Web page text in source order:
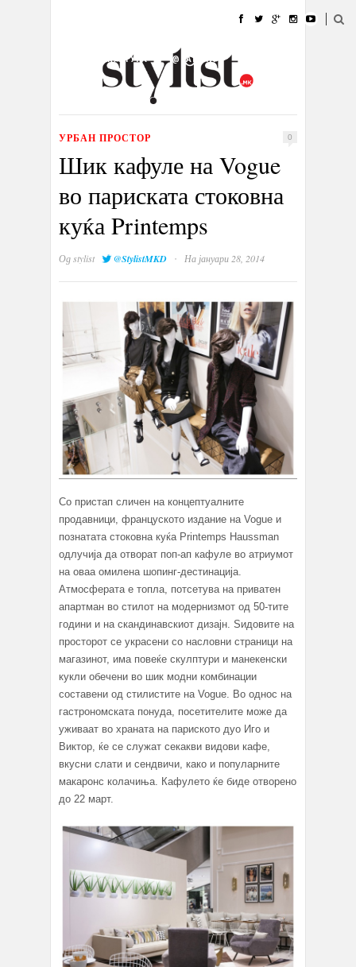
УБАВИНА
КУЛТУРА @РАБОТА
ИЗЛОГ
УРБАН ПРОСТОР 0
Шик кафуле на Vogue
во париската стоковна
куќа Printemps
Одstylist @StylistMKD · На јануари 28, 2014
Со пристап сличен на концептуалните
продавници, француското издание на Vogue и
познатата стоковна куќа Printemps Haussman
одлучија да отворат поп-ап кафуле во атриумот
на оваа омилена шопинг-дестинација.
Атмосферата е топла, потсетува на приватен
апартман во стилот на модернизмот од 50-тите
години и на скандинавскиот дизајн. Ѕидовите на
просторот се украсени со насловни страници на
магазинот, има повеќе скулптури и манекенски
кукли обечени во шик модни комбинации
составени од стилистите на Vogue. Во однос на
гастрономската понуда, посетителите може да
уживаат во храната на париското дуо Иго и
Виктор, ќе се служат секакви видови кафе,
вкусни слати и сендвичи, како и популарните
макаронс колачиња. Кафулето ќе биде отворено
до 22 март.